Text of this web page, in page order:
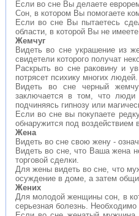
Если во сне Вы делаете
Сон, в котором Вы помогаете
Если во сне Вы пытаетесь
области, в которой Вы не
Жемчуг
Видеть во сне украшение из
свидетели которого получат
Раскрыть во сне раковину и
потрясет психику многих людей.
Видеть во сне черный
заключается в том, что люди
подчиняясь гипнозу или
Если во сне вы покупаете
обнаружится под воздействием
Жена
Видеть во сне свою жену -
Видеть во сне, что Ваша жена
торговой сделки.
Для жены видеть во сне, что
осуждение в доме, а затем
Жених
Для молодой женщины сон, в
серьезная болезнь.